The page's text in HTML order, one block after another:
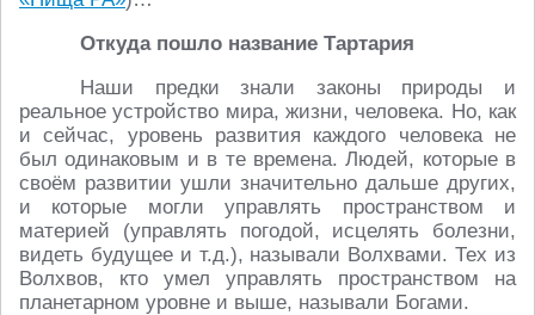
Откуда пошло название Тартария
Наши предки знали законы природы и
реальное устройство мира, жизни, человека. Но, как
и сейчас, уровень развития каждого человека не
был одинаковым и в те времена. Людей, которые в
своём развитии ушли значительно дальше других,
и которые могли управлять пространством и
материей (управлять погодой, исцелять болезни,
видеть будущее и т.д.), называли Волхвами. Тех из
Волхвов, кто умел управлять пространством на
планетарном уровне и выше, называли Богами.